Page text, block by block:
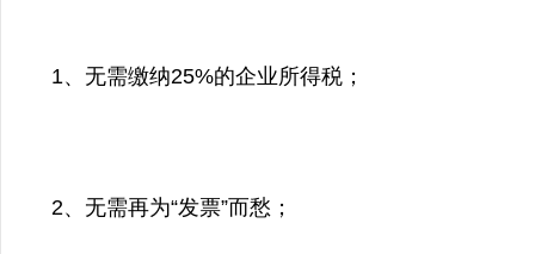
1、无需缴纳25%的企业所得税；
2、无需再为“发票”而愁；